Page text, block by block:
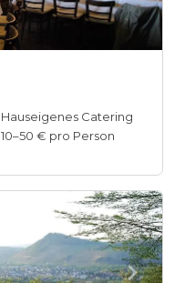
Hauseigenes Catering
10–50 € pro Person